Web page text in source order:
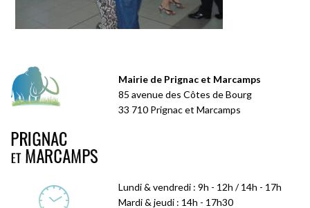
Mairie de Prignac et Marcamps
85 avenue des Côtes de Bourg
33 710 Prignac et Marcamps
Lundi & vendredi : 9h - 12h / 14h - 17h
Mardi & jeudi : 14h - 17h30